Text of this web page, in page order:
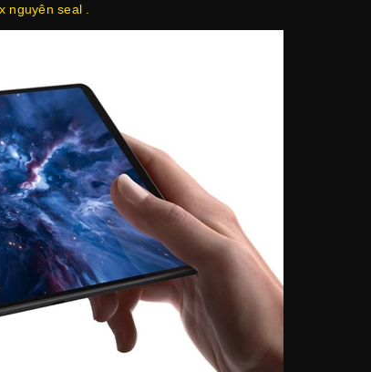
seal .